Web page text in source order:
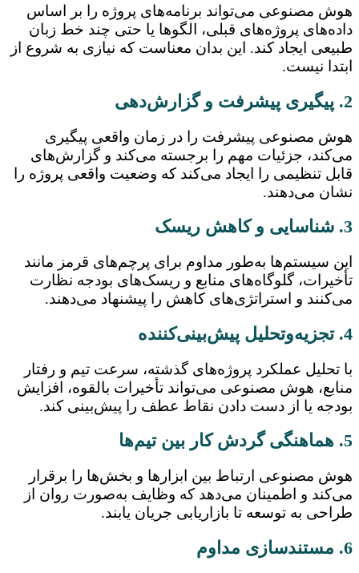
هوش مصنوعی می‌تواند برنامه‌های پروژه را بر اساس
داده‌های پروژه‌های قبلی، الگوها یا حتی چند خط زبان
طبیعی ایجاد کند. این بدان معناست که نیازی به شروع از
ابتدا نیست.
2. پیگیری پیشرفت و گزارش‌دهی
هوش مصنوعی پیشرفت را در زمان واقعی پیگیری
می‌کند، جزئیات مهم را برجسته می‌کند و گزارش‌های
قابل تنظیمی را ایجاد می‌کند که وضعیت واقعی پروژه را
نشان می‌دهند.
3. شناسایی و کاهش ریسک
این سیستم‌ها به‌طور مداوم برای پرچم‌های قرمز مانند
تأخیرات، گلوگاه‌های منابع و ریسک‌های بودجه نظارت
می‌کنند و استراتژی‌های کاهش را پیشنهاد می‌دهند.
4. تجزیه‌وتحلیل پیش‌بینی‌کننده
با تحلیل عملکرد پروژه‌های گذشته، سرعت تیم و رفتار
منابع، هوش مصنوعی می‌تواند تأخیرات بالقوه، افزایش
بودجه یا از دست دادن نقاط عطف را پیش‌بینی کند.
5. هماهنگی گردش کار بین تیم‌ها
هوش مصنوعی ارتباط بین ابزارها و بخش‌ها را برقرار
می‌کند و اطمینان می‌دهد که وظایف به‌صورت روان از
طراحی به توسعه تا بازاریابی جریان یابند.
6. مستندسازی مداوم